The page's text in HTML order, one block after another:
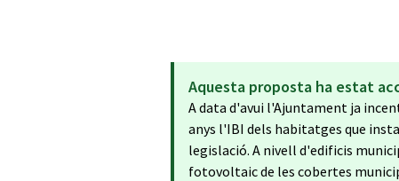
Aquesta proposta ha estat
A data d'avui l'Ajuntament ja
anys l'IBI dels habitatges que
legislació. A nivell d'edificis
fotovoltaic de les cobertes